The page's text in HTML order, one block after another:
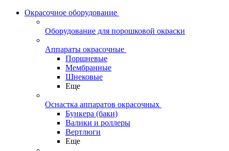
Окрасочное оборудование
Оборудование для порошковой окраски
Аппараты окрасочные
Поршневые
Мембранные
Шнековые
Еще
Оснастка аппаратов окрасочных
Бункера (баки)
Валики и роллеры
Вертлюги
Еще